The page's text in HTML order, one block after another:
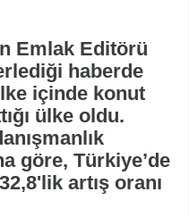
Emlak Editörü
haberde
içinde konut
ülke oldu.
göre, Türkiye’de
artış oranı